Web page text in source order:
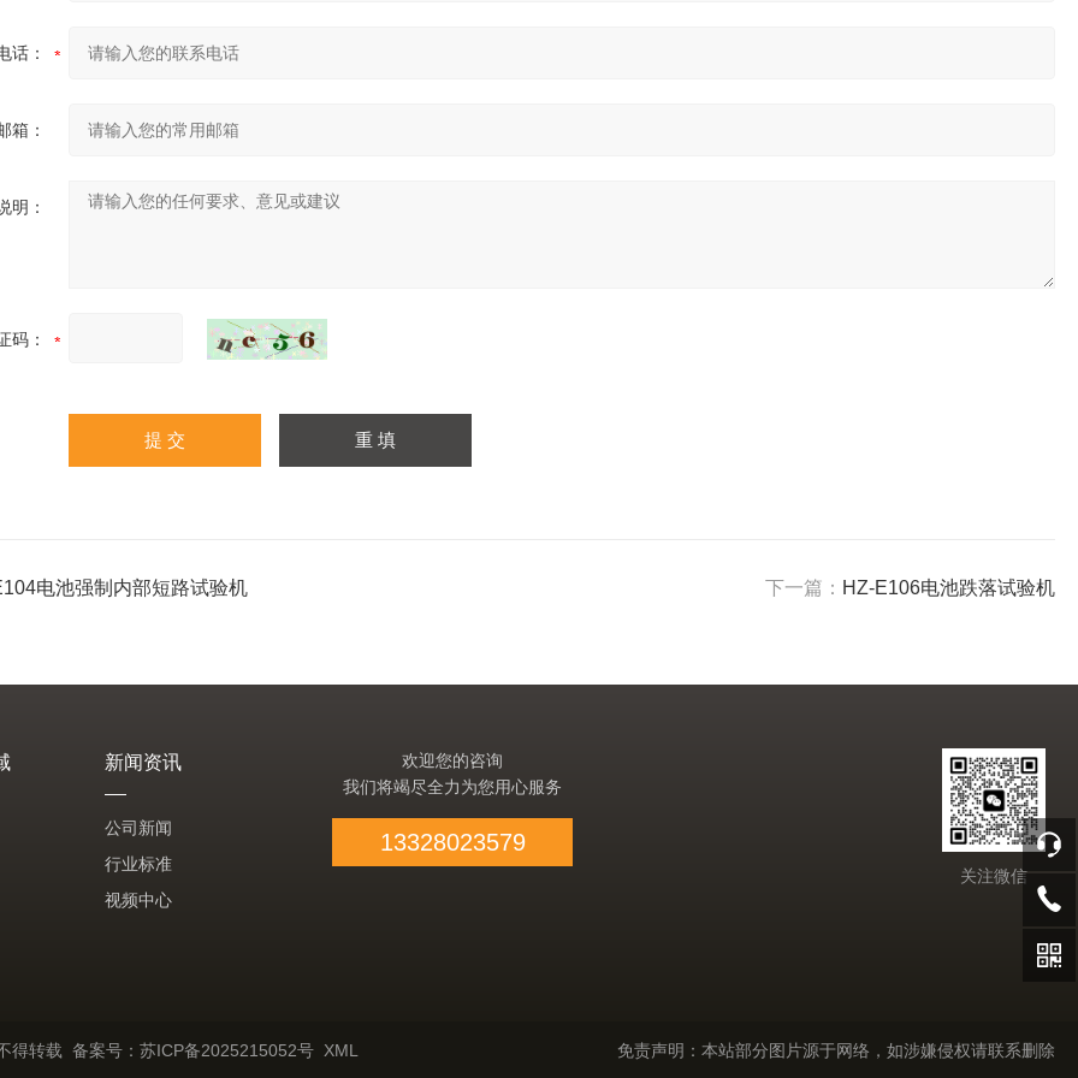
话：
箱：
明：
码：
电池强制内部短路试验机 下一篇： HZ-E106电池跌落试验机
新闻资讯
公司新闻
行业标准
视频中心
欢迎您的咨询
我们将竭尽全力为您用心服务
13328023579
关注微信
得转载 备案号：苏ICP备2025215052号 XML 免责声明：本站部分图片源于网络，如涉嫌侵权请联系删除